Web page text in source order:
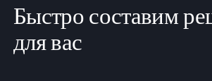
Быстро составим
для вас